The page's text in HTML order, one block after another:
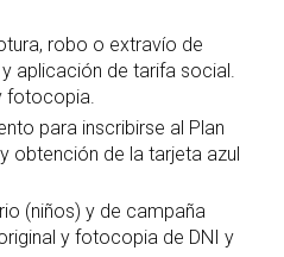
robo o extravío de
aplicación de tarifa social.
fotocopia.
para inscribirse al Plan
obtención de la tarjeta azul
(niños) y de campaña
y fotocopia de DNI y